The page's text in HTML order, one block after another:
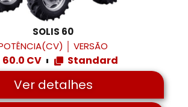
SOLIS 60
VERSÃO
60.0 CV Standard
Ver detalhes